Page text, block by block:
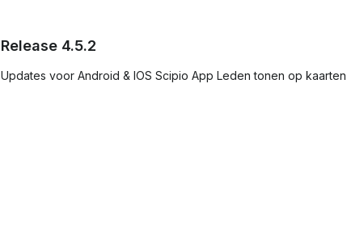
Release 4.5.2
Updates voor Android & IOS Scipio App Leden tonen op